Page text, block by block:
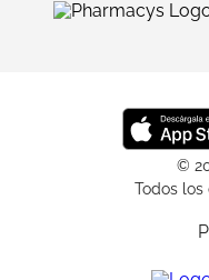
©
Todos los